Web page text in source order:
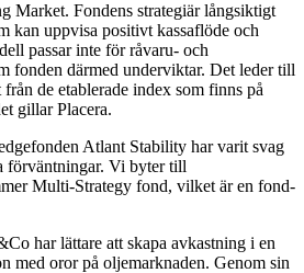
Market. Fondens strategiär långsiktigt
kan uppvisa positivt kassaflöde och
passar inte för råvaru- och
fonden därmed underviktar. Det leder till
de etablerade index som finns på
gillar Placera.
Atlant Stability har varit svag
förväntningar. Vi byter till
Multi-Strategy fond, vilket är en fond-
har lättare att skapa avkastning i en
med oror på oljemarknaden. Genom sin